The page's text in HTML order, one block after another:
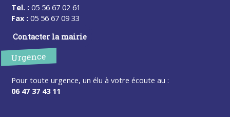
Tel. : 05 56 67 02 61
Fax : 05 56 67 09 33
Contacter la mairie
Urgence
Pour toute urgence, un élu à votre écoute au :
06 47 37 43 11